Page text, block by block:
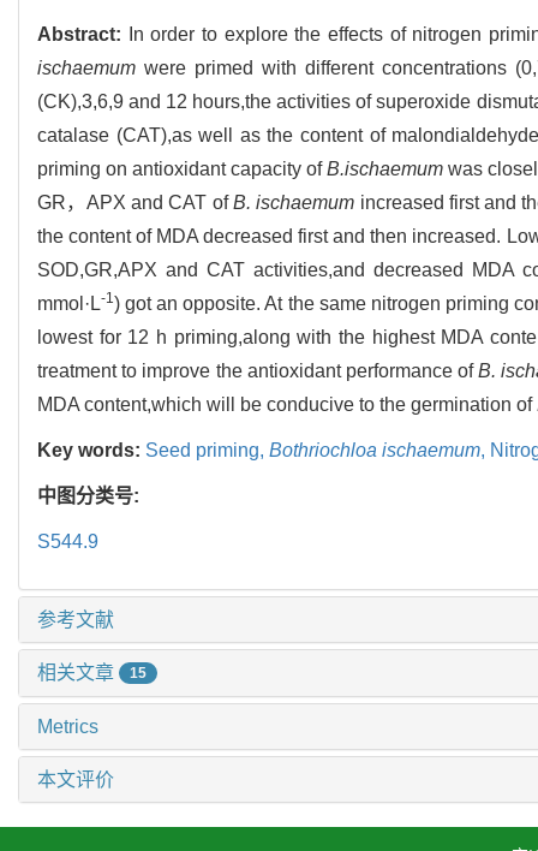
Abstract:
In order to explore the effects of nitrogen
ischaemum were primed with different concentrations
(CK),3,6,9 and 12 hours,the activities of superoxide
catalase (CAT),as well as the content of
priming on antioxidant capacity ofB.ischaemum was
GR，APX and CAT ofB. ischaemum increased first and
the content of MDA decreased first and then increased.
SOD,GR,APX and CAT activities,and decreased MDA
mmol·L-1 ) got an opposite. At the same nitrogen priming
lowest for 12 h priming,along with the highest MDA
treatment to improve the antioxidant performance ofB.
MDA content,which will be conducive to the germination of
Key words: Seed priming, Bothriochloa ischaemum,
中图分类号:
S544.9
参考文献
相关文章 15
Metrics
本文评价